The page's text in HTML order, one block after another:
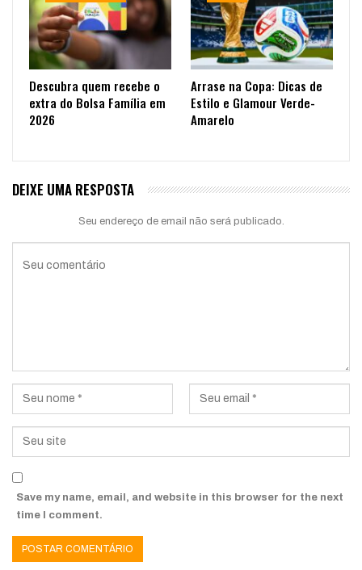
Descubra quem recebe o
extra do Bolsa Família em
2026
Arrase na Copa: Dicas de
Estilo e Glamour Verde-
Amarelo
DEIXE UMA RESPOSTA
Seu endereço de email não será publicado.
Save my name, email, and website in this browser for the next
time I comment.